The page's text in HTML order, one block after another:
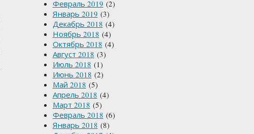
Февраль 2019 (2)
Январь 2019 (3)
Декабрь 2018 (4)
Ноябрь 2018 (4)
Октябрь 2018 (4)
Август 2018 (3)
Июль 2018 (1)
Июнь 2018 (2)
Май 2018 (5)
Апрель 2018 (4)
Март 2018 (5)
Февраль 2018 (6)
Январь 2018 (8)